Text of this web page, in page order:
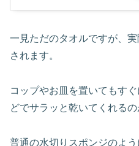
一見ただのタオルですが、
されます。
コップやお皿を置いてもす
どでサラッと乾いてくれるの
普通の水切りスポンジのよ